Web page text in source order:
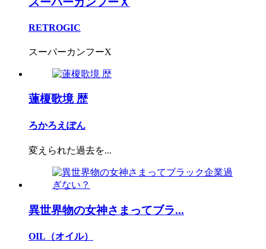
RETROGIC
スーパーカンフーX
蓮榎歌境 歴
ろかろえぽん
変えられた過去を...
異世界物の女神さまってブラ...
OIL（オイル）